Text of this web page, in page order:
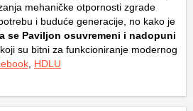
mehaničke otpornosti zgrade
i buduće generacije, no kako je
se Paviljon osuvremeni i nadopuni
koji su bitni za funkcioniranje modernog
, HDLU